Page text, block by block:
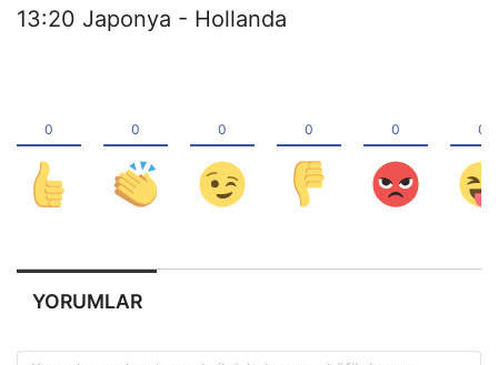
13:20 Japonya - Hollanda
YORUMLAR